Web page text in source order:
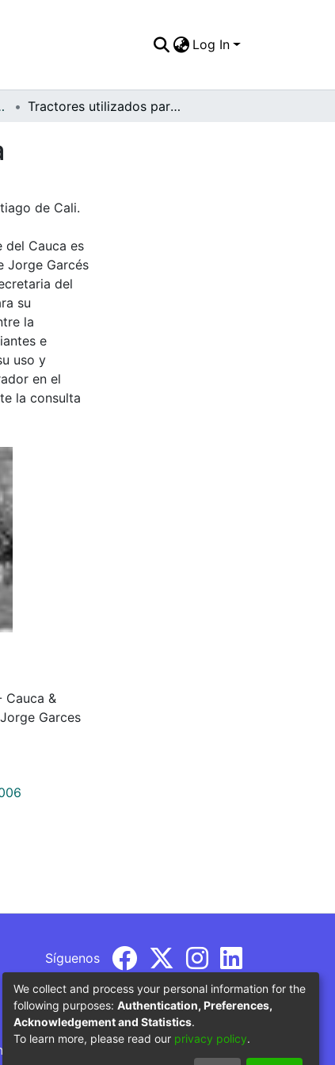
Log In
Tractores utilizados para el arado, Corinto - Cauca
de Cali.
del Cauca es
Jorge Garcés
del
su
la
e
uso y
en el
la consulta
Cauca &
Garces
Síguenos
por parte del Ministerio de Educación
We collect and process your personal information for the
following purposes: Authentication, Preferences,
Acknowledgement and Statistics.
To learn more, please read our privacy policy.